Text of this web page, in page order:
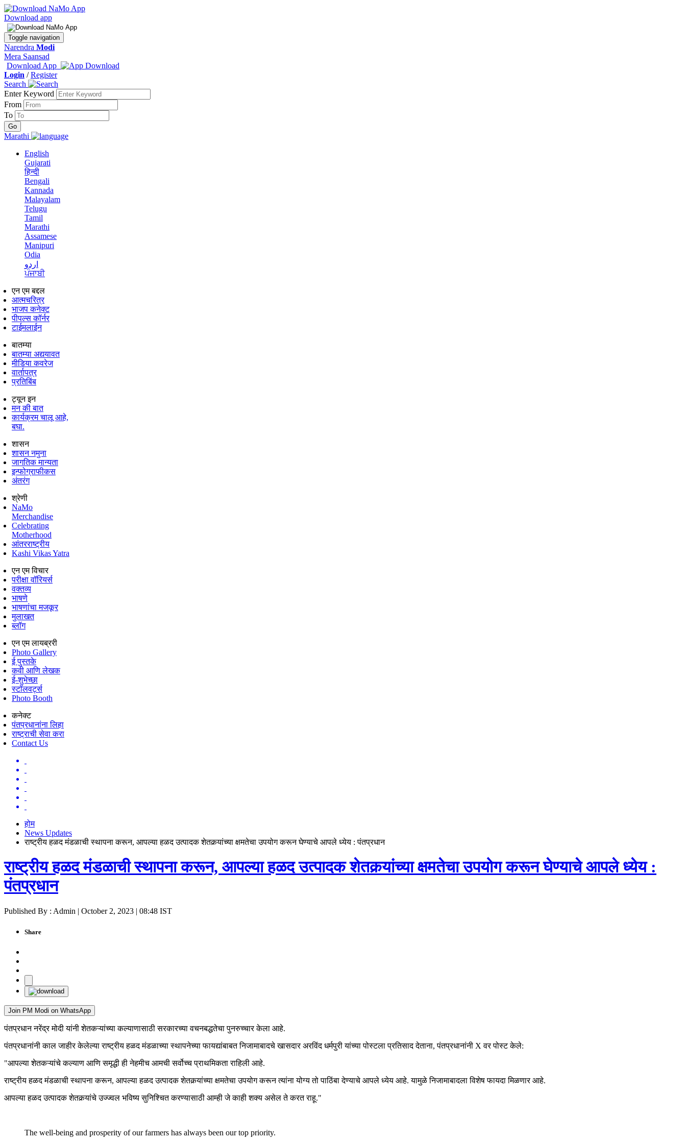
Download app
Toggle navigation
Narendra Modi
Mera Saansad
Download App
Login /Register
Search
Enter Keyword
From
To
Marathi
English
Gujarati
हिन्दी
Bengali
Kannada
Malayalam
Telugu
Tamil
Marathi
Assamese
Manipuri
Odia
اردو
ਪੰਜਾਬੀ
एन एम बद्दल
आत्मचरित्र
भाजप कनेक्ट
पीपल्स कॉर्नर
टाईमलाईन
बातम्या
बातम्या अद्ययावत
मीडिया कवरेज
वार्तापत्र
प्रतिबिंब
ट्यून इन
मन की बात
कार्यक्रम चालू आहे,
बघा.
शासन
शासन नमुना
जागतिक मान्यता
इन्फोग्राफीकस
अंतरंग
श्रेणी
NaMo
Merchandise
Celebrating
Motherhood
आंतरराष्ट्रीय
Kashi Vikas Yatra
एन एम विचार
परीक्षा वॉरियर्स
वक्तव्य
भाषणे
भाषणांचा मजकूर
मुलाखत
ब्लॉग
एन एम लायब्ररी
Photo Gallery
ई पुस्तके
कवी आणि लेखक
ई-शुभेच्छा
स्टॉलवर्ट्स
Photo Booth
कनेक्ट
पंतप्रधानांना लिहा
राष्ट्राची सेवा करा
Contact Us
होम
News Updates
राष्ट्रीय हळद मंडळाची स्थापना करून, आपल्या हळद उत्पादक शेतकर्‍यांच्या क्षमतेचा उपयोग करून घेण्याचे आपले ध्येय : पंतप्रधान
राष्ट्रीय हळद मंडळाची स्थापना करून, आपल्या हळद उत्पादक शेतकर्‍यांच्या क्षमतेचा उपयोग करून घेण्याचे आपले ध्येय :
पंतप्रधान
Published By : Admin | October 2, 2023 | 08:48 IST
Share
Join PM Modi on WhatsApp
पंतप्रधान नरेंद्र मोदी यांनी शेतकऱ्यांच्या कल्याणासाठी सरकारच्या वचनबद्धतेचा पुनरुच्चार केला आहे.
पंतप्रधानांनी काल जाहीर केलेल्या राष्ट्रीय हळद मंडळाच्या स्थापनेच्या फायद्यांबाबत निजामाबादचे खासदार अरविंद धर्मपुरी यांच्या पोस्टला प्रतिसाद देताना, पंतप्रधानांनी X वर पोस्ट केले:
"आपल्या शेतकऱ्यांचे कल्याण आणि समृद्धी ही नेहमीच आमची सर्वोच्च प्राथमिकता राहिली आहे.
राष्ट्रीय हळद मंडळाची स्थापना करून, आपल्या हळद उत्पादक शेतकर्‍यांच्या क्षमतेचा उपयोग करून त्यांना योग्य तो पाठिंबा देण्याचे आपले ध्येय आहे. यामुळे निजामाबादला विशेष फायदा मिळणार आहे.
आपल्या हळद उत्पादक शेतकर्‍यांचे उज्ज्वल भविष्य सुनिश्चित करण्यासाठी आम्ही जे काही शक्य असेल ते करत राहू."
The well-being and prosperity of our farmers has always been our top priority.